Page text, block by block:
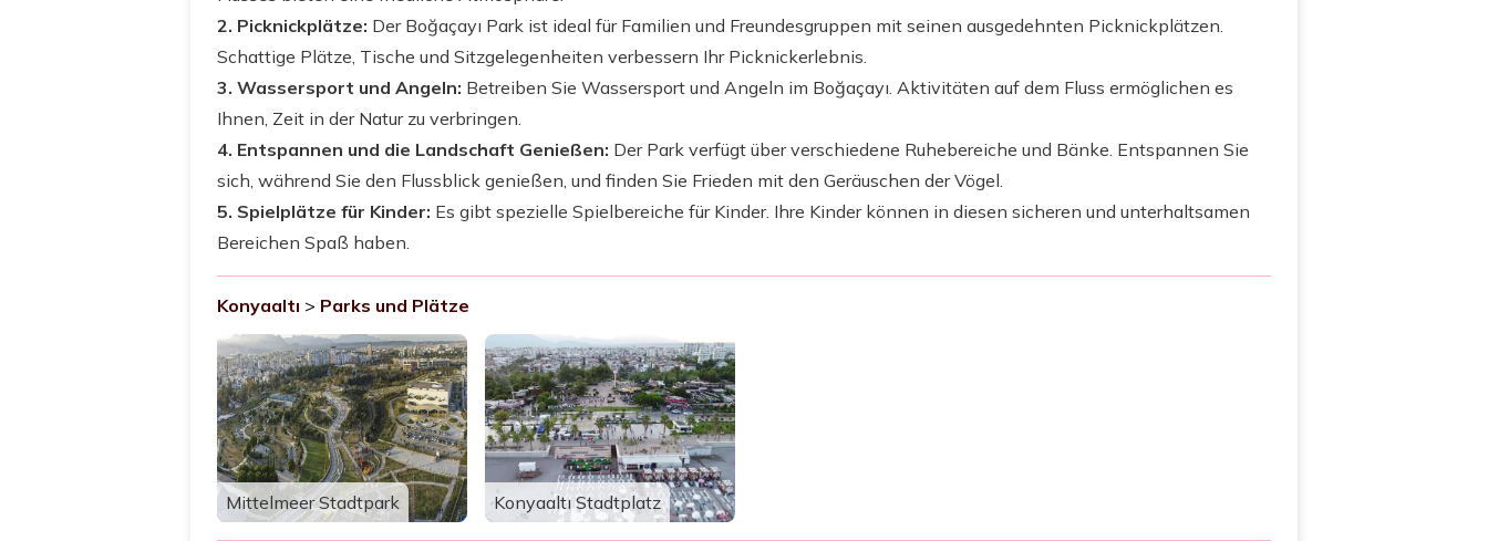
2. Picknickplätze: Der Boğaçayı Park ist ideal für Familien und Freundesgruppen mit seinen ausgedehnten Picknickplätzen.
Schattige Plätze, Tische und Sitzgelegenheiten verbessern Ihr Picknickerlebnis.
3. Wassersport und Angeln: Betreiben Sie Wassersport und Angeln im Boğaçayı. Aktivitäten auf dem Fluss ermöglichen es
Ihnen, Zeit in der Natur zu verbringen.
4. Entspannen und die Landschaft Genießen: Der Park verfügt über verschiedene Ruhebereiche und Bänke. Entspannen Sie
sich, während Sie den Flussblick genießen, und finden Sie Frieden mit den Geräuschen der Vögel.
5. Spielplätze für Kinder: Es gibt spezielle Spielbereiche für Kinder. Ihre Kinder können in diesen sicheren und unterhaltsamen
Bereichen Spaß haben.
Konyaaltı > Parks und Plätze
Mittelmeer Stadtpark Konyaaltı Stadtplatz